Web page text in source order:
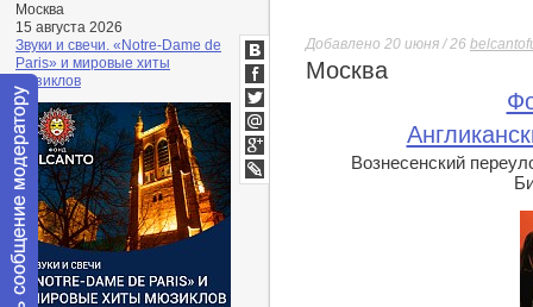
Москва
15 августа 2026
Звуки и свечи. «Notre-Dame de
Paris» и мировые хиты
мюзиклов
Добавлено 20 июня / 26
Москва
Вознесенский
ВКонтакте
Facebook
Twitter
Мой
Мир
Google+
lj